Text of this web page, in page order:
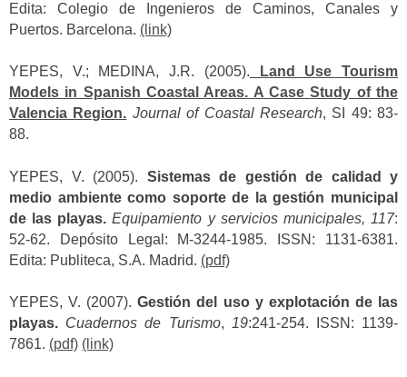
Edita: Colegio de Ingenieros de Caminos, Canales y
Puertos. Barcelona. (link)
YEPES, V.; MEDINA, J.R. (2005). Land Use Tourism
Models in Spanish Coastal Areas. A Case Study of the
Valencia Region. Journal of Coastal Research, SI 49: 83-
88.
YEPES, V. (2005). Sistemas de gestión de calidad y
medio ambiente como soporte de la gestión municipal
de las playas. Equipamiento y servicios municipales, 117:
52-62. Depósito Legal: M-3244-1985. ISSN: 1131-6381.
Edita: Publiteca, S.A. Madrid. (pdf)
YEPES, V. (2007).Gestión del uso y explotación de las
playas. Cuadernos de Turismo, 19:241-254. ISSN: 1139-
7861. (pdf) (link)